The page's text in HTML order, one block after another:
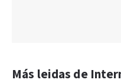
Más leidas de